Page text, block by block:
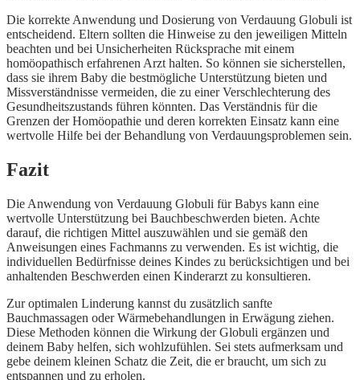
Die korrekte Anwendung und Dosierung von Verdauung Globuli ist
entscheidend. Eltern sollten die Hinweise zu den jeweiligen Mitteln
beachten und bei Unsicherheiten Rücksprache mit einem
homöopathisch erfahrenen Arzt halten. So können sie sicherstellen,
dass sie ihrem Baby die bestmögliche Unterstützung bieten und
Missverständnisse vermeiden, die zu einer Verschlechterung des
Gesundheitszustands führen könnten. Das Verständnis für die
Grenzen der Homöopathie und deren korrekten Einsatz kann eine
wertvolle Hilfe bei der Behandlung von Verdauungsproblemen sein.
Fazit
Die Anwendung von Verdauung Globuli für Babys kann eine
wertvolle Unterstützung bei Bauchbeschwerden bieten. Achte
darauf, die richtigen Mittel auszuwählen und sie gemäß den
Anweisungen eines Fachmanns zu verwenden. Es ist wichtig, die
individuellen Bedürfnisse deines Kindes zu berücksichtigen und bei
anhaltenden Beschwerden einen Kinderarzt zu konsultieren.
Zur optimalen Linderung kannst du zusätzlich sanfte
Bauchmassagen oder Wärmebehandlungen in Erwägung ziehen.
Diese Methoden können die Wirkung der Globuli ergänzen und
deinem Baby helfen, sich wohlzufühlen. Sei stets aufmerksam und
gebe deinem kleinen Schatz die Zeit, die er braucht, um sich zu
entspannen und zu erholen.